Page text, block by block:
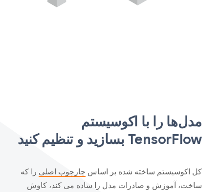
مدل‌ها را با اکوسیستم
TensorFlow بسازید و تنظیم کنید
کل اکوسیستم ساخته شده بر اساس چارچوب اصلی را که
ساخت، آموزش و صادرات مدل را ساده می کند، کاوش